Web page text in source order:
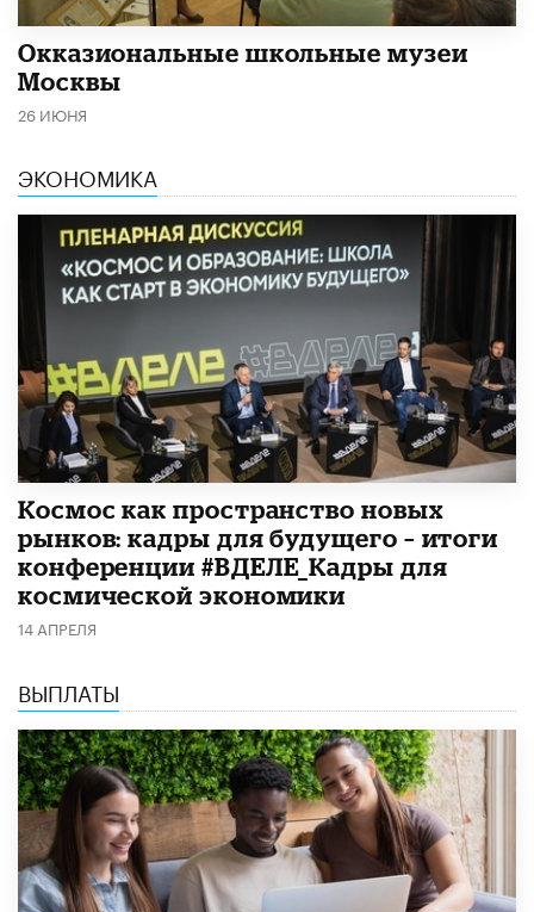
​Окказиональные школьные музеи
Москвы
26 ИЮНЯ
ЭКОНОМИКА
Космос как пространство новых
рынков: кадры для будущего – итоги
конференции #ВДЕЛЕ_Кадры для
космической экономики
14 АПРЕЛЯ
ВЫПЛАТЫ